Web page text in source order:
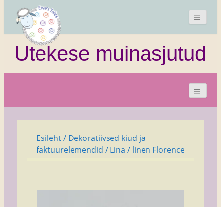
Utekese muinasjutud
Esileht/ Dekoratiivsed kiud ja
faktuurelemendid / Lina / linen Florence